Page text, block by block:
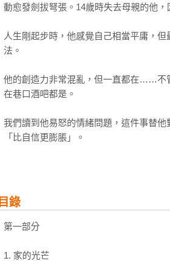
動愈發劍拔弩張。14歲時失去母親的他
人生剛起步時，他感覺自己相當平庸，
法。
他的創造力非常混亂，但一直都在……不
在巷口酒吧都是。
我們讀到他易怒的情緒問題，這件事替
「比自信更膨脹」。
橫跨40載，U2從一群渴望成名的青少年
愛滋病的危急狀況作出回應。我們和他一
刻，在當時這可是醫學史上針對單一疾
非政府組織也由他聯手創立，期望以事實
目錄
第一部分
1. 家的光芒